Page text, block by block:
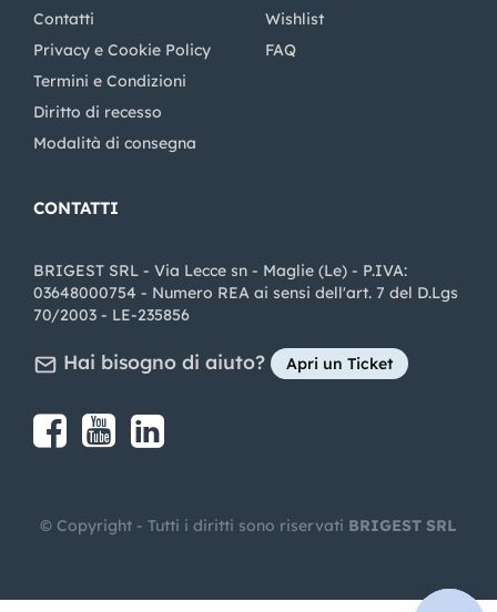
Contatti
Privacy e Cookie Policy
Termini e Condizioni
Diritto di recesso
Modalità di consegna
Wishlist
FAQ
CONTATTI
BRIGEST SRL - Via Lecce sn - Maglie (Le) - P.IVA:
03648000754 - Numero REA ai sensi dell'art. 7 del D.Lgs
70/2003 - LE-235856
Hai bisogno di aiuto? Apri un Ticket
Share on Facebook
Share on youtube
© Copyright - Tutti i diritti sono riservati BRIGEST SRL